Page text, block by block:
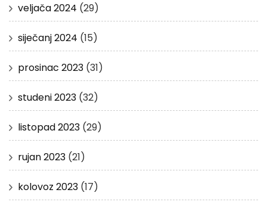
veljača 2024 (29)
siječanj 2024 (15)
prosinac 2023 (31)
studeni 2023 (32)
listopad 2023 (29)
rujan 2023 (21)
kolovoz 2023 (17)